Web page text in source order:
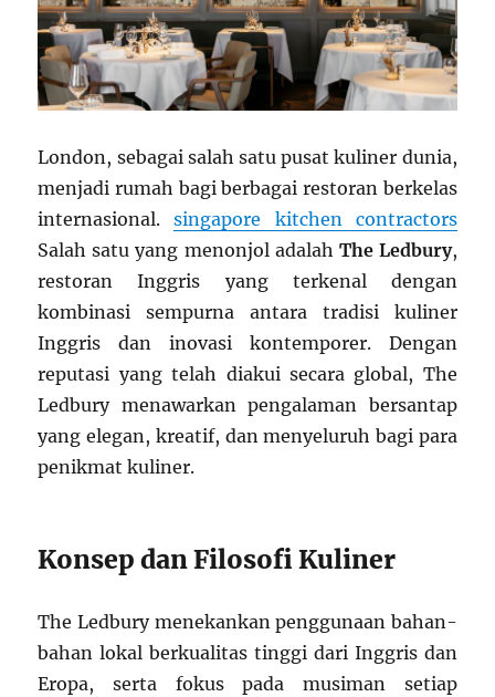
London, sebagai salah satu pusat kuliner dunia,
menjadi rumah bagi berbagai restoran berkelas
internasional.singapore kitchen contractors
Salah satu yang menonjol adalah The Ledbury,
restoran Inggris yang terkenal dengan
kombinasi sempurna antara tradisi kuliner
Inggris dan inovasi kontemporer. Dengan
reputasi yang telah diakui secara global, The
Ledbury menawarkan pengalaman bersantap
yang elegan, kreatif, dan menyeluruh bagi para
penikmat kuliner.
Konsep dan Filosofi Kuliner
The Ledbury menekankan penggunaan bahan-
bahan lokal berkualitas tinggi dari Inggris dan
Eropa, serta fokus pada musiman setiap